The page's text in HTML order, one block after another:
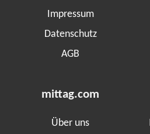
Impressum
Datenschutz
AGB
mittag.com
Über uns